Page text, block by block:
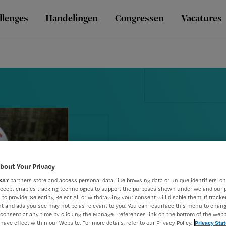
Handelingen Congressen Vacatures
actie voor
Your Privacy
partners store and access personal data, like browsing data or unique identifiers,
enables tracking technologies to support the purposes shown under we and our
to provide. Selecting Reject All or withdrawing your consent will disable them. If
and ads you see may not be as relevant to you. You can resurface this menu to
at any time by clicking the Manage Preferences link on the bottom of the
effect within our Website. For more details, refer to our Privacy Policy. Privacy